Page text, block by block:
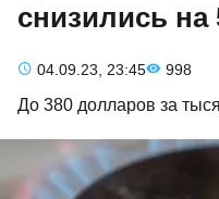
снизились на
04.09.23, 23:45 998
До 380 долларов за